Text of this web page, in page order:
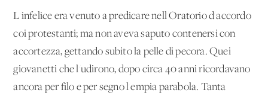
L'infelice era venuto a predicare nell'Oratorio d'accordo
coi protestanti; ma non aveva saputo contenersi con
accortezza, gettando subito la pelle di pecora. Quei
giovanetti che l'udirono, dopo circa 40 anni ricordavano
ancora per filo e per segno l'empia parabola. Tanta